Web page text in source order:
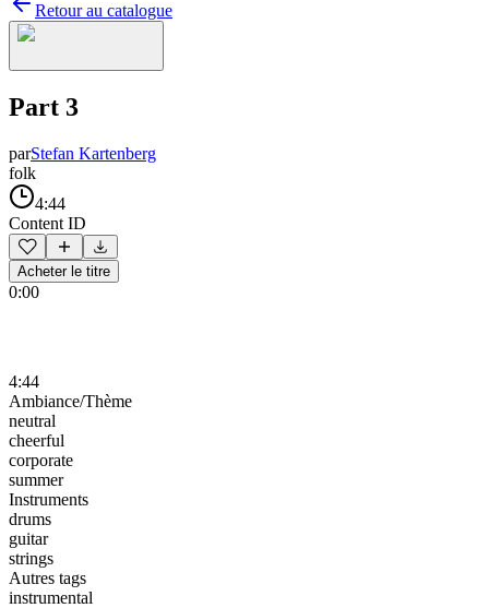
Retour au catalogue
Part 3
parStefan Kartenberg
folk
4:44
Content ID
Acheter le titre
0:00
4:44
Ambiance/Thème
neutral
cheerful
corporate
summer
Instruments
drums
guitar
strings
Autres tags
instrumental